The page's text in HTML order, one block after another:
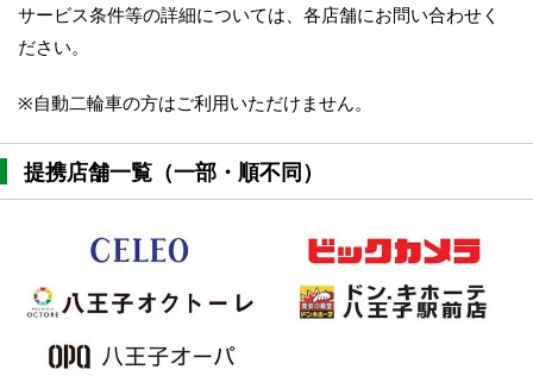
サービス条件等の詳細については、各店舗にお問い合わせく
ださい。
※自動二輪車の方はご利用いただけません。
提携店舗一覧（一部・順不同）